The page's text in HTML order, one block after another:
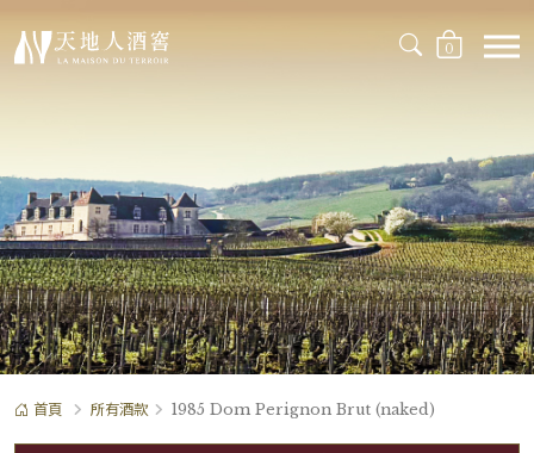
0
首頁 所有酒款 1985 Dom Perignon Brut (naked)